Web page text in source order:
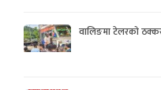
वालिङमा टेलरको